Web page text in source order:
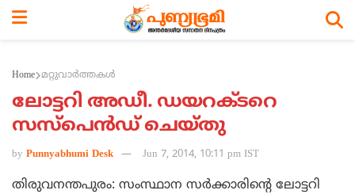
Home മറ്റുവാര്‍ത്തകള്‍
ലോട്ടറി അഡീ. ഡയറക്ടറെ
സസ്‌പെന്‍ഡ് ചെയ്തു
by Punnyabhumi Desk Jun 7, 2014, 10:11 pm IST
തിരുവനന്തപുരം: സംസ്ഥാന സര്‍ക്കാരിന്റെ ലോട്ടറി